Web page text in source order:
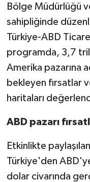
Bölge Müdürlüğü
sahipliğinde
Türkiye-ABD
programda, 3,7
Amerika pazarına
bekleyen fırsatlar
haritaları
ABD pazarı
Etkinlikte
Türkiye'den
dolar civarında